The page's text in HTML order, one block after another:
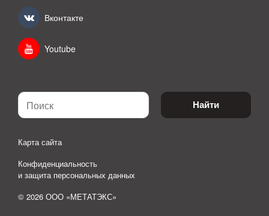
Вконтакте
Youtube
Найти
Карта сайта
Конфиденциальность
и защита персональных данных
© 2026 ООО «МЕТАТЭКС»